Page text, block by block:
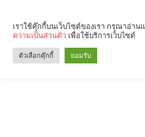
เราใช้คุ๊กกี้บนเว็บไซต์ของเรา กรุณาอ่าน
ความเป็นส่วนตัว เพื่อใช้บริการเว็บไซต์
ตัวเลือกคุ๊กกี้ ยอมรับ